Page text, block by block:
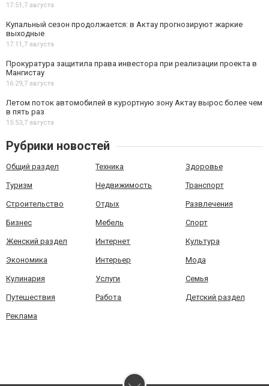
17:51,7 августа
Купальный сезон продолжается: в Актау прогнозируют жаркие
выходные
17:11,7 августа
Прокуратура защитила права инвестора при реализации проекта в
Мангистау
16:29,7 августа
Летом поток автомобилей в курортную зону Актау вырос более чем
в пять раз
15:53,7 августа
Рубрики новостей
Общий раздел Техника Здоровье
Туризм Недвижимость Транспорт
Строительство Отдых Развлечения
Бизнес Мебель Спорт
Женский раздел Интернет Культура
Экономика Интерьер Мода
Кулинария Услуги Семья
Путешествия Работа Детский раздел
Реклама